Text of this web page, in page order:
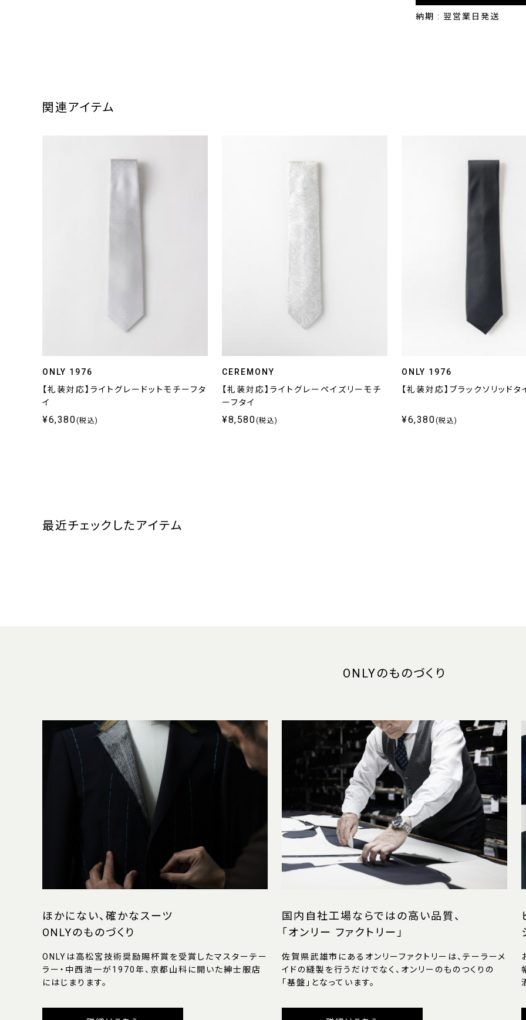
納期 : 翌営業日発送
関連アイテム
ONLY 1976
【礼装対応】ライトグレードットモチーフタ
イ
¥6,380(税込)
CEREMONY
【礼装対応】ライトグレーペイズリーモチ
ーフタイ
¥8,580(税込)
ONLY 1976
【礼装対応】ブラックソリッドタ
¥6,380(税込)
最近チェックしたアイテム
ONLYのものづくり
ほかにない、確かなスーツ
ONLYのものづくり
ONLYは高松宮技術奨励賜杯賞を受賞したマスターテー
ラー・中西浩一が1970年、京都山科に開いた紳士服店
にはじまります。
国内自社工場ならではの高い品質、
「オンリー ファクトリー」
佐賀県武雄市にあるオンリーファクトリーは、テーラーメ
イドの縫製を行うだけでなく、オンリーのものつくりの
「基盤」となっています。